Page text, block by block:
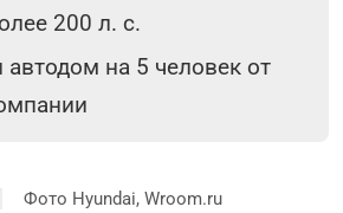
200 л. с.
автодом на 5 человек от
Фото Hyundai, Wroom.ru